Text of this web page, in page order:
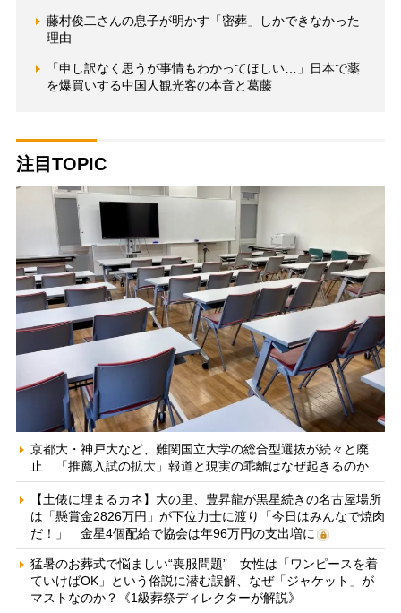
藤村俊二さんの息子が明かす「密葬」しかできなかった
理由
「申し訳なく思うが事情もわかってほしい…」日本で薬
を爆買いする中国人観光客の本音と葛藤
注目TOPIC
京都大・神戸大など、難関国立大学の総合型選抜が続々と廃
止 「推薦入試の拡大」報道と現実の乖離はなぜ起きるのか
【土俵に埋まるカネ】大の里、豊昇龍が黒星続きの名古屋場所
は「懸賞金2826万円」が下位力士に渡り「今日はみんなで焼肉
だ！」 金星4個配給で協会は年96万円の支出増に
猛暑のお葬式で悩ましい“喪服問題” 女性は「ワンピースを着
ていけばOK」という俗説に潜む誤解、なぜ「ジャケット」が
マストなのか？《1級葬祭ディレクターが解説》